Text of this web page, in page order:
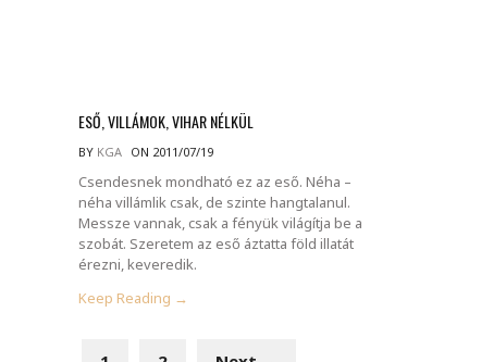
ESŐ, VILLÁMOK, VIHAR NÉLKÜL
BY KGA ON 2011/07/19
Csendesnek mondható ez az eső. Néha –
néha villámlik csak, de szinte hangtalanul.
Messze vannak, csak a fényük világítja be a
szobát. Szeretem az eső áztatta föld illatát
érezni, keveredik.
Keep Reading →